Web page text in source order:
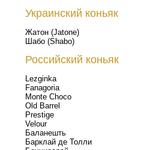
Украинский коньяк
Жатон (Jatone)
Шабо (Shabo)
Российский коньяк
Lezginka
Fanagoria
Monte Choco
Old Barrel
Prestige
Velour
Баланешть
Барклай де Толли